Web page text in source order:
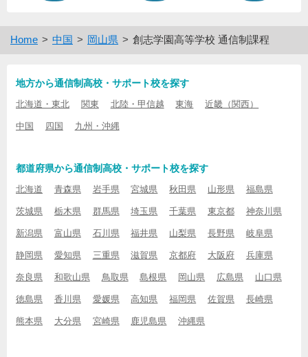
Home 中国 岡山県 創志学園高等学校 通信制課程
地方から通信制高校・サポート校を探す
北海道・東北 関東 北陸・甲信越 東海 近畿（関西）
中国 四国 九州・沖縄
都道府県から通信制高校・サポート校を探す
北海道 青森県 岩手県 宮城県 秋田県 山形県 福島県
茨城県 栃木県 群馬県 埼玉県 千葉県 東京都 神奈川県
新潟県 富山県 石川県 福井県 山梨県 長野県 岐阜県
静岡県 愛知県 三重県 滋賀県 京都府 大阪府 兵庫県
奈良県 和歌山県 鳥取県 島根県 岡山県 広島県 山口県
徳島県 香川県 愛媛県 高知県 福岡県 佐賀県 長崎県
熊本県 大分県 宮崎県 鹿児島県 沖縄県